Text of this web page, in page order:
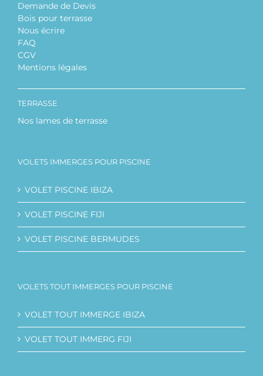
Demande de Devis
Bois pour terrasse
Nous écrire
FAQ
CGV
Mentions légales
TERRASSE
Nos lames de terrasse
VOLETS IMMERGES POUR PISCINE
VOLET PISCINE IBIZA
VOLET PISCINE FIJI
VOLET PISCINE BERMUDES
VOLETS TOUT IMMERGES POUR PISCINE
VOLET TOUT IMMERGE IBIZA
VOLET TOUT IMMERG FIJI